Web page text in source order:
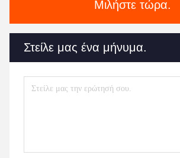
Μιλήστε τώρα.
Στείλε μας ένα μήνυμα.